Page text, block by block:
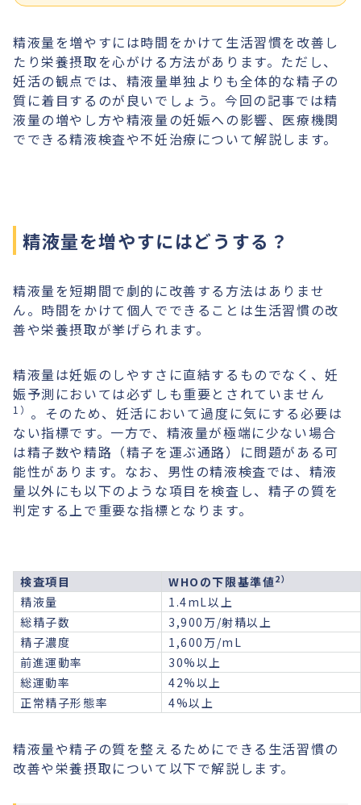
精液量を増やすには時間をかけて生活習慣を改善し
たり栄養摂取を心がける方法があります。ただし、
妊活の観点では、精液量単独よりも全体的な精子の
質に着目するのが良いでしょう。今回の記事では精
液量の増やし方や精液量の妊娠への影響、医療機関
でできる精液検査や不妊治療について解説します。
精液量を増やすにはどうする？
精液量を短期間で劇的に改善する方法はありませ
ん。時間をかけて個人でできることは生活習慣の改
善や栄養摂取が挙げられます。
精液量は妊娠のしやすさに直結するものでなく、妊
娠予測においては必ずしも重要とされていません
1） 。そのため、妊活において過度に気にする必要は
ない指標です。一方で、精液量が極端に少ない場合
は精子数や精路（精子を運ぶ通路）に問題がある可
能性があります。なお、男性の精液検査では、精液
量以外にも以下のような項目を検査し、精子の質を
判定する上で重要な指標となります。
検査項目 WHOの下限基準値2）
精液量
1.4mL以上
総精子数
3,900万/射精以上
精子濃度
1,600万/mL
前進運動率
30%以上
総運動率
42%以上
正常精子形態率
4%以上
精液量や精子の質を整えるためにできる生活習慣の
改善や栄養摂取について以下で解説します。